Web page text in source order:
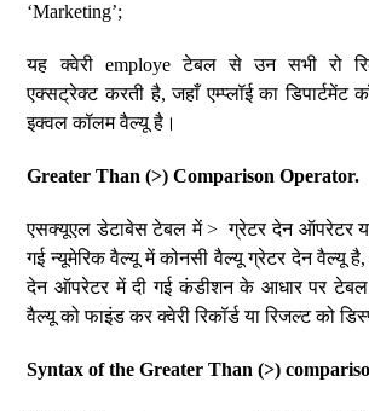
‘Marketing’;
यह क्वेरी employe टेबल से उन सभी रो
एक्सट्रेक्ट करती है, जहाँ एम्प्लॉई का डिपार्टमेंट
इक्वल कॉलम वैल्यू है।
Greater Than (>) Comparison Operator.
एसक्यूएल डेटाबेस टेबल में > ग्रेटर देन ऑपरेटर
गई न्यूमेरिक वैल्यू में कोनसी वैल्यू ग्रेटर देन वैल्यू
देन ऑपरेटर में दी गई कंडीशन के आधार पर टेबल
वैल्यू को फाइंड कर क्वेरी रिकॉर्ड या रिजल्ट को
Syntax of the Greater Than (>)